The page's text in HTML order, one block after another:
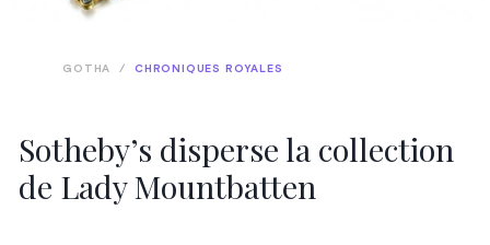
Sotheby’s disperse la collection
de Lady Mountbatten
GOTHA / CHRONIQUES ROYALES